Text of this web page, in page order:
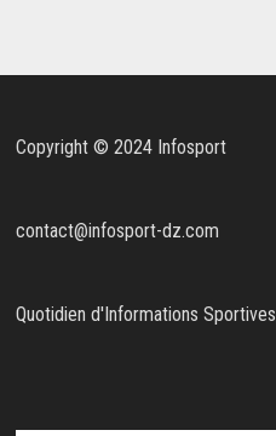
Copyright © 2024 Infosport
contact@infosport-dz.com
Quotidien d'Informations Sportives